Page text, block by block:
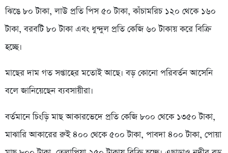
ঝিঙে ৮০ টাকা, লাউ প্রতি পিস ৫০ টাকা, কাঁচামরিচ ১২০ থেকে ১৬০
টাকা, বরবটি ৮০ টাকা এবং ধুন্দুল প্রতি কেজি ৬০ টাকায় করে বিক্রি
হচ্ছে।
মাছের দাম গত সপ্তাহের মতোই আছে। বড় কোনো পরিবর্তন আসেনি
বলে জানিয়েছেন ব্যবসায়ীরা।
বর্তমানে চিংড়ি মাছ আকারভেদে প্রতি কেজি ৮০০ থেকে ১৩৫০ টাকা,
মাঝারি আকারের রুই ৪০০ থেকে ৫০০ টাকা, পাবদা ৪০০ টাকা, পোয়া